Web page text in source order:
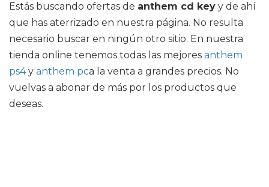
Estás buscando ofertas de anthem cd key y de ahí
que has aterrizado en nuestra página. No resulta
necesario buscar en ningún otro sitio. En nuestra
tienda online tenemos todas las mejores anthem
ps4y anthem pca la venta a grandes precios. No
vuelvas a abonar de más por los productos que
deseas.